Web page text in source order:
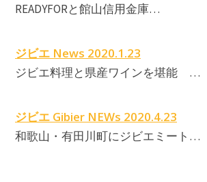
READYFORと館山信用金庫…
ジビエ News 2020.1.23
ジビエ料理と県産ワインを堪能 …
ジビエ Gibier NEWs 2020.4.23
和歌山・有田川町にジビエミート…